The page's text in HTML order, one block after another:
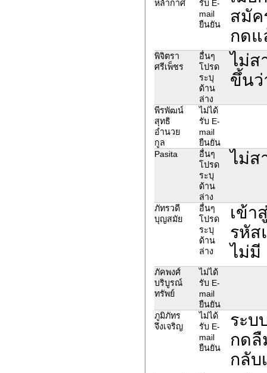
หล้ากาศ
รับ E-
mail
ยืนยัน
สมัค
กดแ
พิจิตรา
ศรีเพ็ชร
อื่นๆ
โปรด
ระบุ
ด้าน
ล่าง
ไม่ส
ขึ้นว่
พีรพัฒน์
สุทธิ
อำนวย
กูล
ไม่ได้
รับ E-
mail
ยืนยัน
Pasita
อื่นๆ
โปรด
ระบุ
ด้าน
ล่าง
ไม่ส
ภัทรวดี
บุญสมัย
อื่นๆ
โปรด
ระบุ
ด้าน
ล่าง
เข้า
รหัส
ไม่มี
ภัคพงศ์
บริบูรณ์
ทรัพย์
ไม่ได้
รับ E-
mail
ยืนยัน
ภูมิภัทร
จึงเจริญ
ไม่ได้
รับ E-
mail
ยืนยัน
ระบ
กดลื
กลับ